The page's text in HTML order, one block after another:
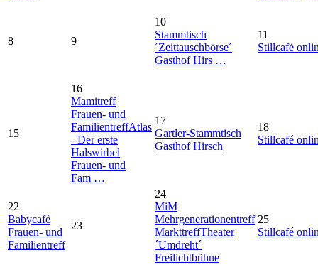
8 9
10
Stammtisch
´Zeittauschbörse´
Gasthof Hirs …
11
Stillcafé
15
16
Mamitreff
Frauen- und
FamilientreffAtlas
- Der erste
Halswirbel
Frauen- und
Fam …
17
Gartler-Stammtisch
Gasthof Hirsch
18
Stillcafé
22
Babycafé
Frauen- und
Familientreff
23
24
MiM
Mehrgenerationentreff
MarkttreffTheater
´Umdreht´
Freilichtbühne
25
Stillcafé